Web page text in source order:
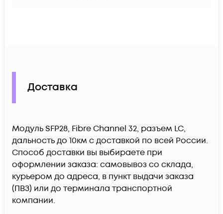
Доставка
Модуль SFP28, Fibre Channel 32, разъем LC,
дальность до 10км c доставкой по всей России.
Способ доставки вы выбираете при
оформлении заказа: самовывоз со склада,
курьером до адреса, в пункт выдачи заказа
(ПВЗ) или до терминала транспортной
компании.